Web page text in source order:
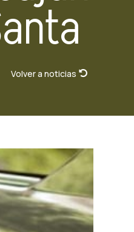
Volver a noticias